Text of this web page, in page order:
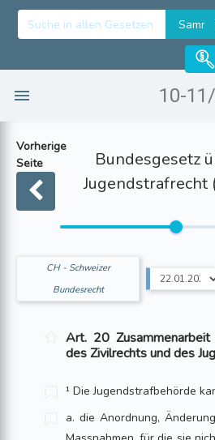
10-
Vorherige
Seite
Bundesgesetz
Jugendstrafrecht
CH - Schweizer
Bundesrecht
Art. 20
des Zivilrechts und des
¹ Die Jugendstrafbehörde
a. die Anordnung,